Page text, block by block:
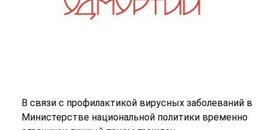
В связи с профилактикой вирусных заболеваний в
Министерстве национальной политики временно